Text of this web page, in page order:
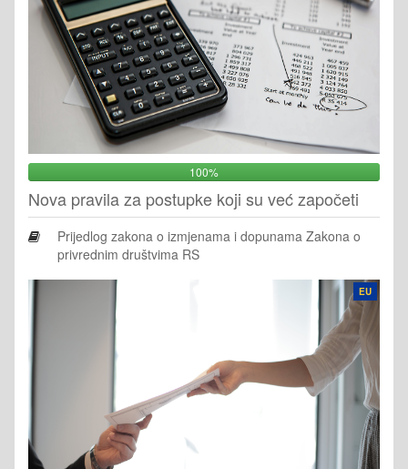
100%
Nova pravila za postupke koji su već započeti
Prijedlog zakona o izmjenama i dopunama Zakona o
privrednim društvima RS
EU